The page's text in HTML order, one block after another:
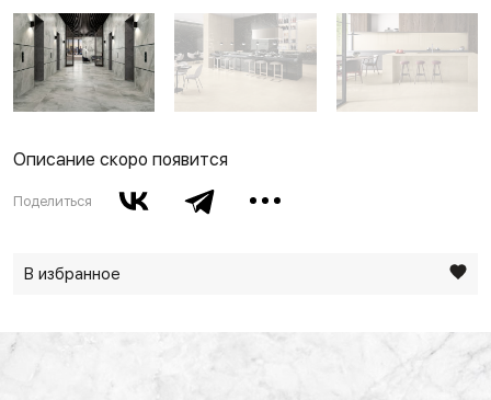
Описание скоро появится
Поделиться
В избранное